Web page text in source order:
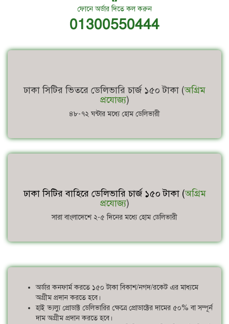
ফোনে অর্ডার দিতে কল করুন
01300550444
ঢাকা সিটির ভিতরে ডেলিভারি চার্জ ১৫০ টাকা (অগ্রিম
প্রযোজ্য)
৪৮-৭২ ঘন্টার মধ্যে হোম ডেলিভারী
ঢাকা সিটির বাহিরে ডেলিভারি চার্জ ১৫০ টাকা (অগ্রিম
প্রযোজ্য)
সারা বাংলাদেশে ২-৫ দিনের মধ্যে হোম ডেলিভারী
অর্ডার কনফার্ম করতে ১৫০ টাকা বিকাশ/নগদ/রকেট এর মাধ্যমে
অগ্রীম প্রদান করতে হবে।
হাই ভ্যল্যু প্রোডাক্ট ডেলিভারির ক্ষেত্রে প্রোডাক্টের দামের ৫০% বা সম্পূর্ন
দাম অগ্রীম প্রদান করতে হবে।